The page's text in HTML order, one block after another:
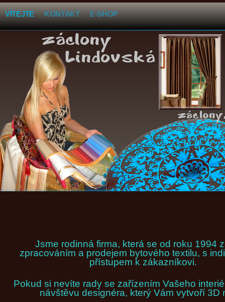
VÍTEJTE KONTAKT E-SHOP
Jsme rodinná firma, která se od roku 1994
zpracováním a prodejem bytového textilu, s
přístupem k zákazníkovi.
Pokud si nevíte rady se zařízením Vašeho
návštěvu designéra, který Vám vytvoří 3D